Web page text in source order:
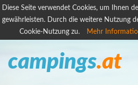
Diese Seite verwendet Cookies, um Ihnen
gewährleisten. Durch die weitere Nutzung
Cookie-Nutzung zu.
Mehr
campings.at